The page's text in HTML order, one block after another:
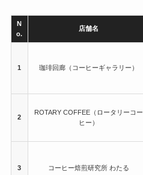
N
o.
店舗名
1 珈琲回廊（コーヒーギャラリー）
2
ROTARY COFFEE（ロータリーコー
ヒー）
3 コーヒー焙煎研究所 わたる